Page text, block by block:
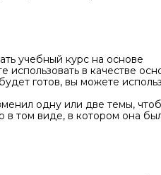
учебный курс на основе
в качестве
готов, вы можете
одну или две темы,
в том виде, в котором она